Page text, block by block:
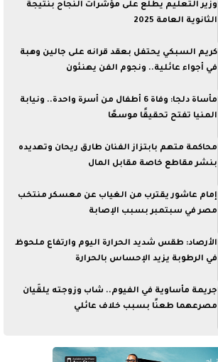
وزير التعليم يطلع على مؤشرات النجاح بنتيجة
الثانوية العامة 2025
كريم السبكي يحتفل بعقد قرانه على جالين وهبة
في أجواء عائلية.. ونجوم الفن يهنئون
مأساة دلجا: وفاة 6 أطفال من أسرة واحدة.. ونيابة
المنيا تفتح تحقيقًا موسعًا
محاكمة متهم بابتزاز الفنان طارق ريحان وتهديده
بنشر مقاطع خاصة مقابل المال
إمام عاشور يقترب من الغياب عن معسكر منتخب
مصر في سبتمبر بسبب الإصابة
الأرصاد: طقس شديد الحرارة اليوم وارتفاع ملحوظ
في الرطوبة يزيد الإحساس بالحرارة
جريمة مأساوية في الفيوم.. شاب وزوجته يلقَيان
مصرعهما طعنًا بسبب خلاف عائلي